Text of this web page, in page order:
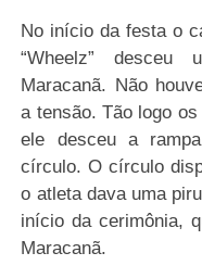
No início da festa o
“Wheelz” desceu
Maracanã. Não
a tensão. Tão logo
ele desceu a
círculo. O círculo
o atleta dava uma
início da cerimônia,
Maracanã.